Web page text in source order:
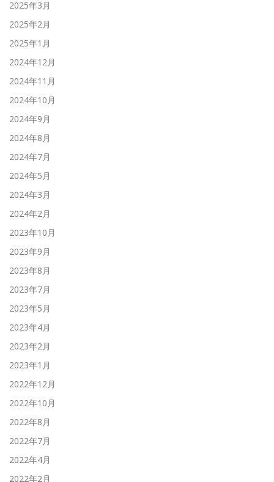
2025年3月
2025年2月
2025年1月
2024年12月
2024年11月
2024年10月
2024年9月
2024年8月
2024年7月
2024年5月
2024年3月
2024年2月
2023年10月
2023年9月
2023年8月
2023年7月
2023年5月
2023年4月
2023年2月
2023年1月
2022年12月
2022年10月
2022年8月
2022年7月
2022年4月
2022年2月